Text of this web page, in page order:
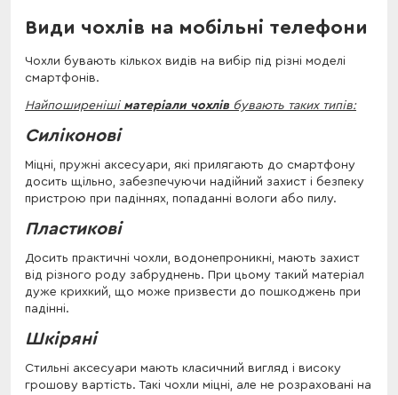
Види чохлів на мобільні телефони
Чохли бувають кількох видів на вибір під різні моделі
смартфонів.
Найпоширеніші матеріали чохлів бувають таких типів:
Силіконові
Міцні, пружні аксесуари, які прилягають до смартфону
досить щільно, забезпечуючи надійний захист і безпеку
пристрою при падіннях, попаданні вологи або пилу.
Пластикові
Досить практичні чохли, водонепроникні, мають захист
від різного роду забруднень. При цьому такий матеріал
дуже крихкий, що може призвести до пошкоджень при
падінні.
Шкіряні
Стильні аксесуари мають класичний вигляд і високу
грошову вартість. Такі чохли міцні, але не розраховані на